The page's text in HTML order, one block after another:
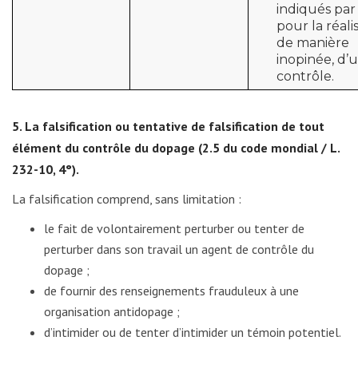
indiqués
pour la
de manière
inopinée,
contrôle.
5. La falsification ou tentative de falsification de tout
élément du contrôle du dopage (2.5 du code mondial / L.
232-10, 4°).
La falsification comprend, sans limitation :
le fait de volontairement perturber ou tenter de
perturber dans son travail un agent de contrôle du
dopage ;
de fournir des renseignements frauduleux à une
organisation antidopage ;
d’intimider ou de tenter d’intimider un témoin potentiel.